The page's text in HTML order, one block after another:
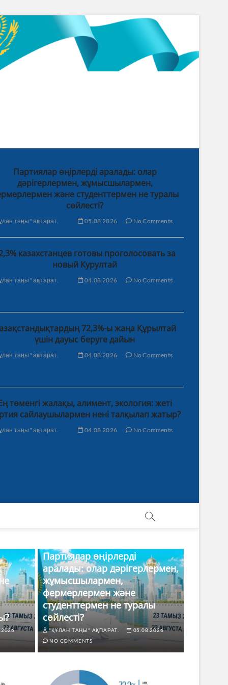
Партиялар өңірлерді аралады: олар
дәрігерлермен, жұмысшылармен,
және студенттермен не туралы
сөйлесті?
таңы" ақпарат. 05.08.2026 No Comments
казахстанцев готовы проголосовать за
новый Курултай
таңы" ақпарат. 04.08.2026 No Comments
72,3%-ы жаңа Құрылтай
үшін дауыс беруге дайын
таңы" ақпарат. 04.08.2026 No Comments
төменгі жалақы, алимент, экология: жеті
сайлаушылармен нені талқылап жатыр?
таңы" ақпарат. 04.08.2026 No Comments
Партиялар өңірлерді
аралады: олар дәрігерлермен,
жұмысшылармен,
фермерлермен және
студенттермен не туралы
сөйлесті?
"ҚҰЛАН ТАҢЫ" АҚПАРАТ.
05.08.2026
NO COMMENTS